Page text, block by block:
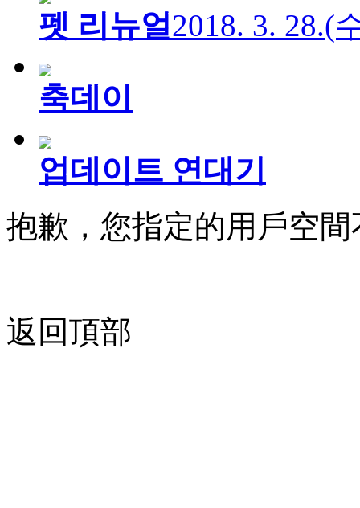
펫 리뉴얼2018. 3. 28.(
축데이
업데이트 연대기
抱歉，您指定的用戶空間
返回頂部